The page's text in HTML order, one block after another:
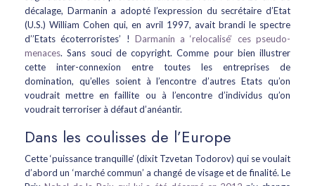
décalage, Darmanin a adopté l’expression du secrétaire d’Etat
(U.S.) William Cohen qui, en avril 1997, avait brandi le spectre
d’’Etats écoterroristes’ ! Darmanin a ‘relocalisé’ ces pseudo-
menaces. Sans souci de copyright. Comme pour bien illustrer
cette inter-connexion entre toutes les entreprises de
domination, qu’elles soient à l’encontre d’autres Etats qu’on
voudrait mettre en faillite ou à l’encontre d’individus qu’on
voudrait terroriser à défaut d’anéantir.
Dans les coulisses de l’Europe
Cette ‘puissance tranquille’ (dixit Tzvetan Todorov) qui se voulait
d’abord un ‘marché commun’ a changé de visage et de finalité. Le